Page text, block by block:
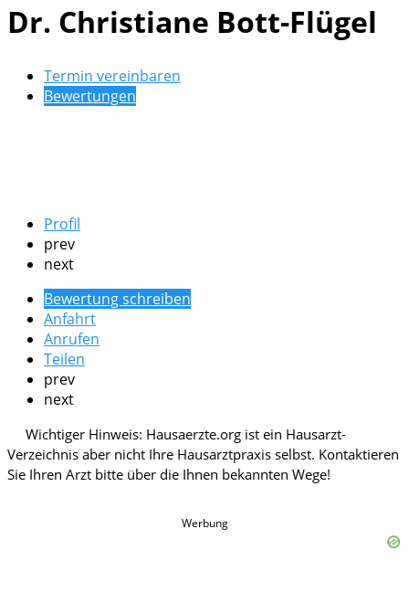
Dr. Christiane Bott-Flügel
Termin vereinbaren
Bewertungen
Profil
prev
next
Bewertung schreiben
Anfahrt
Anrufen
Teilen
prev
next
Werbung